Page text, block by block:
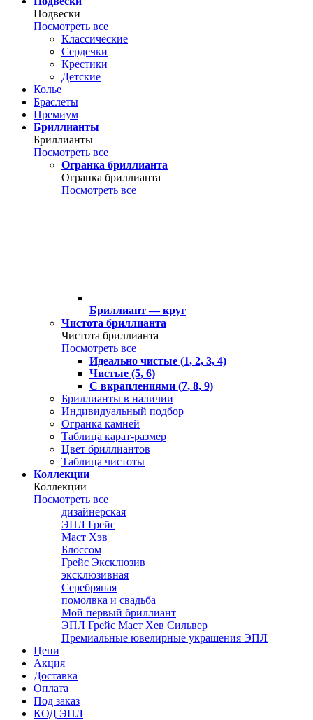
Подвески
Посмотреть все
Классические
Сердечки
Крестики
Детские
Колье
Браслеты
Премиум
Бриллианты
Бриллианты
Посмотреть все
Огранка бриллианта
Огранка бриллианта
Посмотреть все
Бриллиант — круг
Чистота бриллианта
Чистота бриллианта
Посмотреть все
Идеально чистые (1, 2, 3, 4)
Чистые (5, 6)
С вкраплениями (7, 8, 9)
Бриллианты в наличии
Индивидуальный подбор
Огранка камней
Таблица карат-размер
Цвет бриллиантов
Таблица чистоты
Коллекции
Коллекции
Посмотреть все
дизайнерская
ЭПЛ Грейс
Маст Хэв
Блоссом
Грейс Эксклюзив
эксклюзивная
Серебряная
помолвка и свадьба
Мой первый бриллиант
ЭПЛ Грейс Маст Хев Сильвер
Премиальные ювелирные украшения ЭПЛ
Цепи
Акция
Доставка
Оплата
Под заказ
КОД ЭПЛ